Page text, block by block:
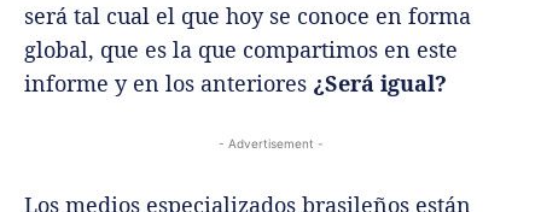
será tal cual el que hoy se conoce en forma
global, que es la que compartimos en este
informe y en los anteriores ¿Será igual?
- Advertisement -
Los medios especializados brasileños están